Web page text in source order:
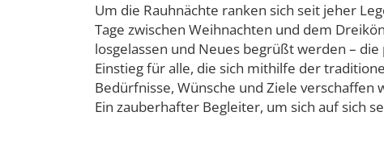
Um die Rauhnächte ranken sich seit jeher
Tage zwischen Weihnachten und dem
losgelassen und Neues begrüßt werden –
Einstieg für alle, die sich mithilfe der
Bedürfnisse, Wünsche und Ziele verschaffen
Ein zauberhafter Begleiter, um sich auf sich